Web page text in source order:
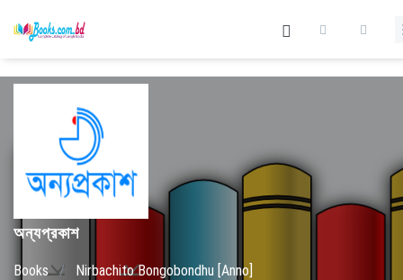
অন্যপ্রকাশ
Books / Nirbachito Bongobondhu [Anno]